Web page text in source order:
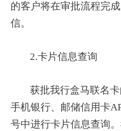
的客户将在审批流程完
信。
2.卡片信息查询
获批我行盒马联名
手机银行、邮储信用卡
号中进行卡片信息查询